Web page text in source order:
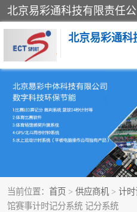
北京易彩通科
当前位置： 首页 > 供应商机 > 计时
馆赛事计时记分系统 记分系统
记分系统
智能颁奖旗系统
计时计分及成绩处理系统
体育场馆影像采集回放系